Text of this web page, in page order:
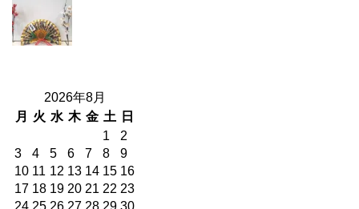
2026年8月
月
火 水 木 金 土 日
1
2
3
4 5 6 7 8
9
10 11 12 13 14 15 16
17 18 19 20 21 22 23
24 25 26 27 28 29 30